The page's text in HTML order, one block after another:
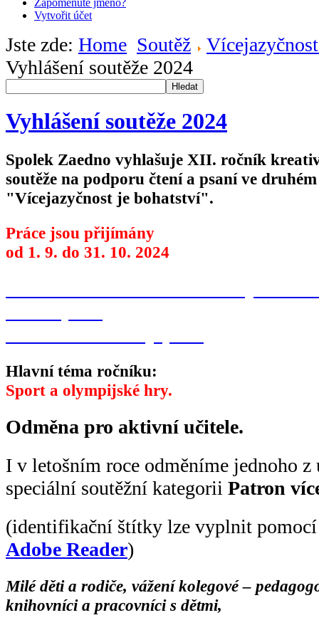
Vytvořit účet
Jste zde: Home Soutěž
Vyhlášení soutěže 2024
Hledat
Vyhlášení soutěže 2024
Spolek Zaedno vyhlašuje XII. ročník
soutěže na podporu čtení a psaní ve
"Vícejazyčnost je bohatství".
Práce jsou přijímány
od 1. 9. do 31. 10. 2024
Hlavní téma ročníku:
Sport a olympijské hry.
Odměna pro aktivní učitele.
I v letošním roce odměníme jednoho z
speciální soutěžní kategorii Patron
(identifikační štítky lze vyplnit pomocí
Adobe Reader)
Milé děti a rodiče, vážení kolegové –
knihovníci a pracovníci s dětmi,